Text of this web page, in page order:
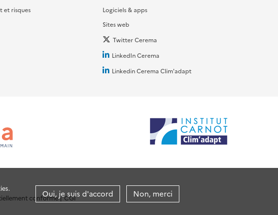
Oui, je suis d'accord Non, merci
et risques
Logiciels & apps
Sites web
Twitter Cerema
LinkedIn Cerema
Linkedin Cerema Clim'adapt
conforme CGI